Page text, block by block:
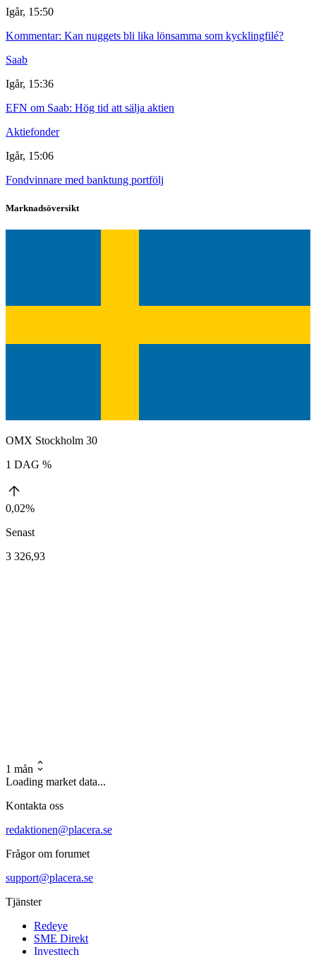
Igår, 15:50
Kommentar: Kan nuggets bli lika lönsamma som kycklingfilé?
Saab
Igår, 15:36
EFN om Saab: Hög tid att sälja aktien
Aktiefonder
Igår, 15:06
Fondvinnare med banktung portfölj
Marknadsöversikt
OMX Stockholm 30
1 DAG %
0,02%
Senast
3 326,93
1 mån
Loading market data...
Kontakta oss
redaktionen@placera.se
Frågor om forumet
support@placera.se
Tjänster
Redeye
SME Direkt
Investtech